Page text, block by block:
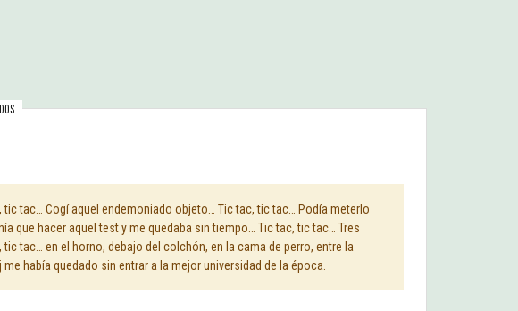
tac… Cogí aquel endemoniado objeto… Tic tac, tic tac… Podía meterlo
que hacer aquel test y me quedaba sin tiempo… Tic tac, tic tac… Tres
tac… en el horno, debajo del colchón, en la cama de perro, entre la
había quedado sin entrar a la mejor universidad de la época.